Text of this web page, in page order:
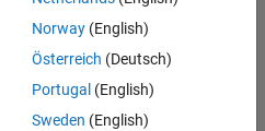
Norway(English)
Österreich (Deutsch)
Portugal (English)
Sweden (English)
Informativa sulla privacy
Contatti
Inc.